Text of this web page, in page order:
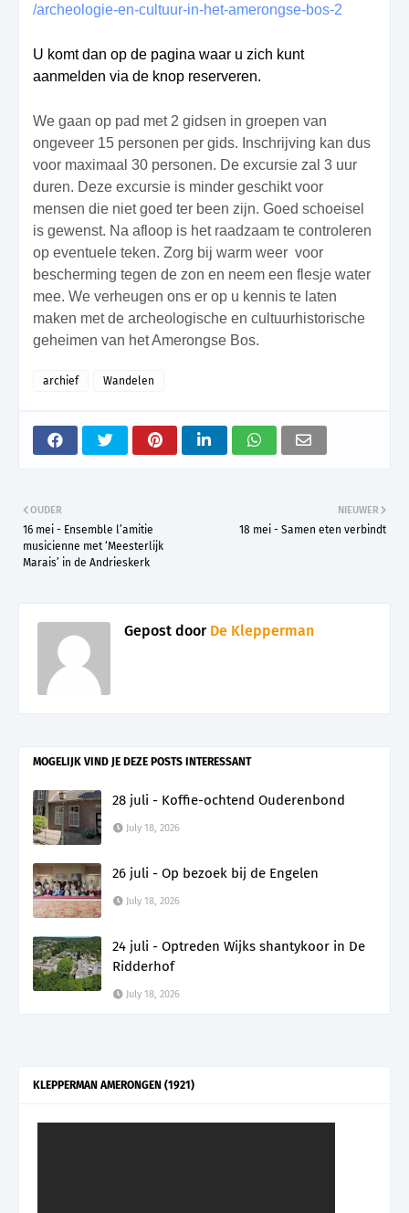
/archeologie-en-cultuur-in-het-amerongse-bos-2
U komt dan op de pagina waar u zich kunt
aanmelden via de knop reserveren.
We gaan op pad met 2 gidsen in groepen van
ongeveer 15 personen per gids. Inschrijving kan dus
voor maximaal 30 personen. De excursie zal 3 uur
duren. Deze excursie is minder geschikt voor
mensen die niet goed ter been zijn. Goed schoeisel
is gewenst. Na afloop is het raadzaam te controleren
op eventuele teken. Zorg bij warm weer voor
bescherming tegen de zon en neem een flesje water
mee. We verheugen ons er op u kennis te laten
maken met de archeologische en cultuurhistorische
geheimen van het Amerongse Bos.
archief Wandelen
NIEUWER
18 mei - Samen eten verbindt
OUDER
16 mei - Ensemble l’amitie
musicienne met ‘Meesterlijk
Marais’ in de Andrieskerk
Gepost doorDe Klepperman
MOGELIJK VIND JE DEZE POSTS INTERESSANT
28 juli - Koffie-ochtend Ouderenbond
July 18, 2026
26 juli - Op bezoek bij de Engelen
July 18, 2026
24 juli - Optreden Wijks shantykoor in De
Ridderhof
July 18, 2026
KLEPPERMAN AMERONGEN (1921)